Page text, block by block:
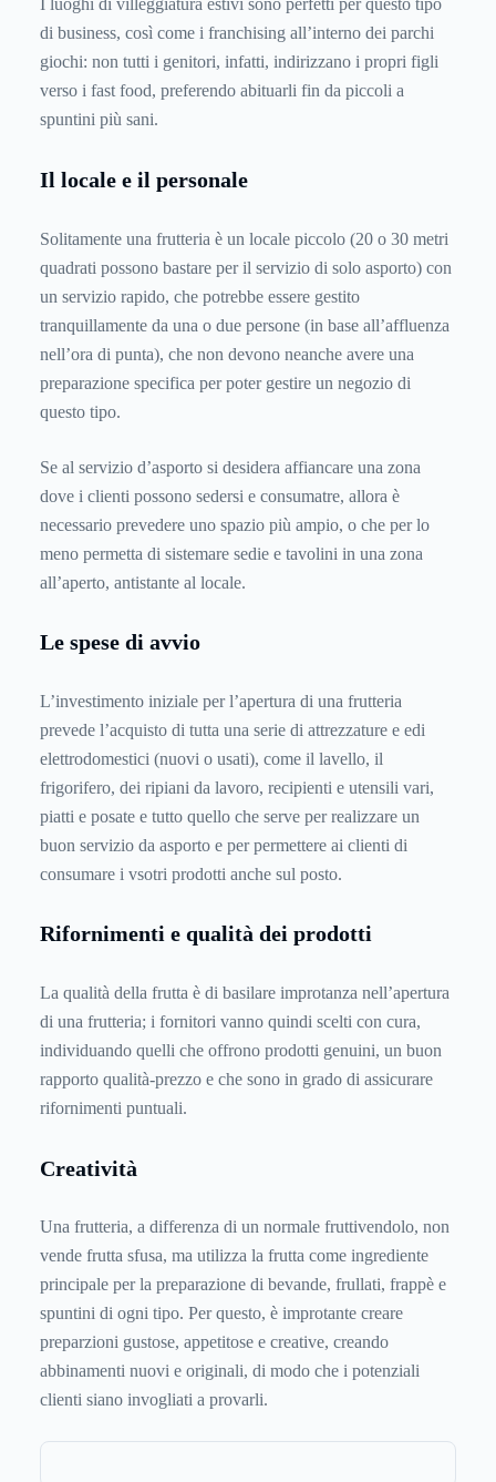
I luoghi di villeggiatura estivi sono perfetti per questo tipo
di business, così come i franchising all’interno dei parchi
giochi: non tutti i genitori, infatti, indirizzano i propri figli
verso i fast food, preferendo abituarli fin da piccoli a
spuntini più sani.
Il locale e il personale
Solitamente una frutteria è un locale piccolo (20 o 30 metri
quadrati possono bastare per il servizio di solo asporto) con
un servizio rapido, che potrebbe essere gestito
tranquillamente da una o due persone (in base all’affluenza
nell’ora di punta), che non devono neanche avere una
preparazione specifica per poter gestire un negozio di
questo tipo.
Se al servizio d’asporto si desidera affiancare una zona
dove i clienti possono sedersi e consumatre, allora è
necessario prevedere uno spazio più ampio, o che per lo
meno permetta di sistemare sedie e tavolini in una zona
all’aperto, antistante al locale.
Le spese di avvio
L’investimento iniziale per l’apertura di una frutteria
prevede l’acquisto di tutta una serie di attrezzature e edi
elettrodomestici (nuovi o usati), come il lavello, il
frigorifero, dei ripiani da lavoro, recipienti e utensili vari,
piatti e posate e tutto quello che serve per realizzare un
buon servizio da asporto e per permettere ai clienti di
consumare i vsotri prodotti anche sul posto.
Rifornimenti e qualità dei prodotti
La qualità della frutta è di basilare improtanza nell’apertura
di una frutteria; i fornitori vanno quindi scelti con cura,
individuando quelli che offrono prodotti genuini, un buon
rapporto qualità-prezzo e che sono in grado di assicurare
rifornimenti puntuali.
Creatività
Una frutteria, a differenza di un normale fruttivendolo, non
vende frutta sfusa, ma utilizza la frutta come ingrediente
principale per la preparazione di bevande, frullati, frappè e
spuntini di ogni tipo. Per questo, è improtante creare
preparzioni gustose, appetitose e creative, creando
abbinamenti nuovi e originali, di modo che i potenziali
clienti siano invogliati a provarli.